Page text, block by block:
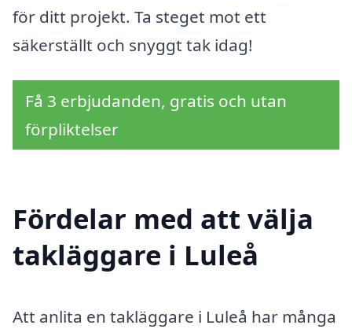
för ditt projekt. Ta steget mot ett
säkerställt och snyggt tak idag!
Få 3 erbjudanden, gratis och utan
förpliktelser
Fördelar med att välja
takläggare i Luleå
Att anlita en takläggare i Luleå har många